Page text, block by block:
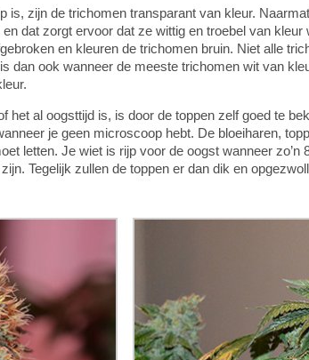
is, zijn de trichomen transparant van kleur.
dat zorgt ervoor dat ze wittig en troebel van kleur
en kleuren de trichomen bruin. Niet alle
dan ook wanneer de meeste trichomen wit van
het al oogsttijd is, is door de toppen zelf goed te
je geen microscoop hebt. De bloeiharen,
letten. Je wiet is rijp voor de oogst wanneer zo’n
Tegelijk zullen de toppen er dan dik en